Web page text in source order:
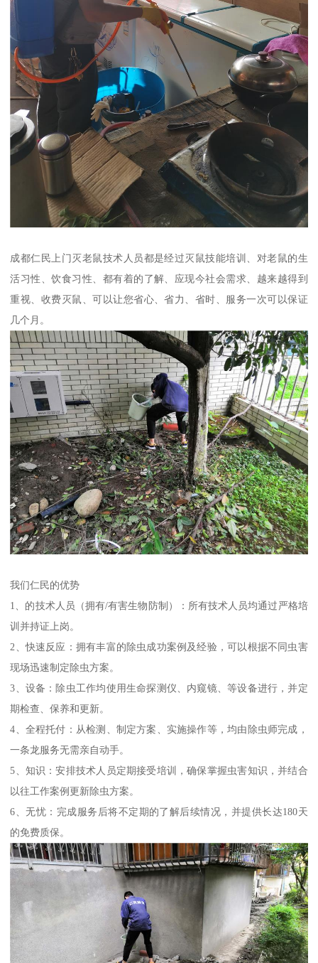
成都仁民上门灭老鼠技术人员都是经过灭鼠技能培训、对老鼠的生
活习性、饮食习性、都有着的了解、应现今社会需求、越来越得到
重视、收费灭鼠、可以让您省心、省力、省时、服务一次可以保证
几个月。
我们仁民的优势
1、的技术人员（拥有/有害生物防制）：所有技术人员均通过严格培
训并持证上岗。
2、快速反应：拥有丰富的除虫成功案例及经验，可以根据不同虫害
现场迅速制定除虫方案。
3、设备：除虫工作均使用生命探测仪、内窥镜、等设备进行，并定
期检查、保养和更新。
4、全程托付：从检测、制定方案、实施操作等，均由除虫师完成，
一条龙服务无需亲自动手。
5、知识：安排技术人员定期接受培训，确保掌握虫害知识，并结合
以往工作案例更新除虫方案。
6、无忧：完成服务后将不定期的了解后续情况，并提供长达180天
的免费质保。